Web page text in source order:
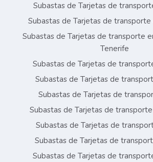
Subastas de Tarjetas de
Subastas de Tarjetas de transporte
Subastas de Tarjetas de transporte
Tenerife
Subastas de Tarjetas de
Subastas de Tarjetas de
Subastas de Tarjetas de
Subastas de Tarjetas de
Subastas de Tarjetas de
Subastas de Tarjetas de
Subastas de Tarjetas de